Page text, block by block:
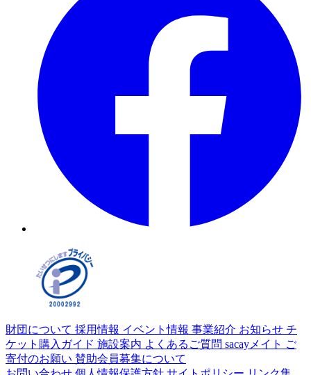
財団について 採用情報 イベント情報 事業紹介 お知らせ チ
ケット購入ガイド 施設案内 よくあるご質問 sacayメイト ご
寄付のお願い 賛助会員募集について